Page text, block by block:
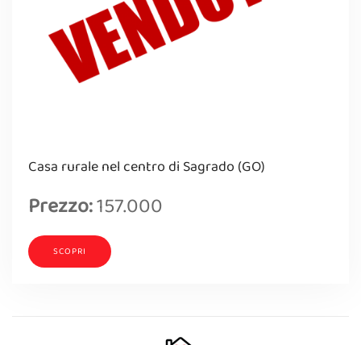
Casa rurale nel centro di Sagrado (GO)
Prezzo:157.000
SCOPRI